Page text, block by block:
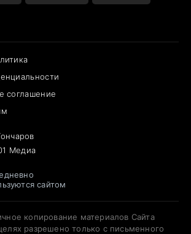
соглашение
Медиа
сайтом
копирование материалов Сайта
разрешено только с письменного